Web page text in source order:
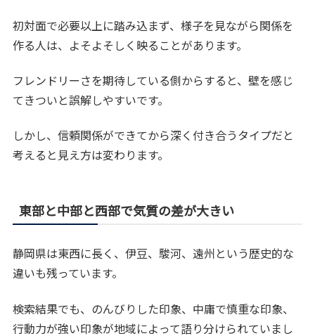
初対面で必要以上に踏み込まず、様子を見ながら関係を
作る人は、よそよそしく映ることがあります。
フレンドリーさを期待している側からすると、壁を感じ
てきついと誤解しやすいです。
しかし、信頼関係ができてから深く付き合うタイプだと
考えると見え方は変わります。
東部と中部と西部で気質の差が大きい
静岡県は東西に長く、伊豆、駿河、遠州という歴史的な
違いも残っています。
検索結果でも、のんびりした印象、中庸で慎重な印象、
行動力が強い印象が地域によって語り分けられていまし